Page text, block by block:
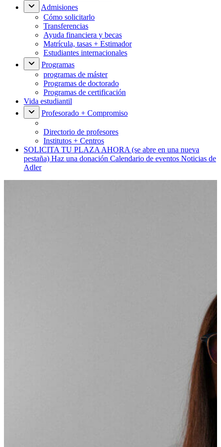
Admisiones
Cómo solicitarlo
Transferencias
Ayuda financiera y becas
Matrícula, tasas + Estimador
Estudiantes internacionales
Programas
programas de máster
Programas de doctorado
Programas de certificación
Vida estudiantil
Profesorado + Compromiso
Directorio de profesores
Institutos + Centros
SOLICITA TU PLAZA AHORA (se abre en una nueva
pestaña) Haz una donación Calendario de eventos Noticias de
Adler